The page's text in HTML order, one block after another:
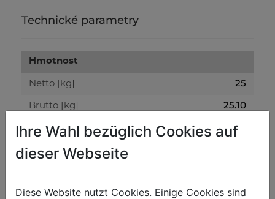
Technické parametry
Hmotnost
Netto [kg] 25
Brutto [kg] 25.10
Šířka balení [mm] 0
Ihre Wahl bezüglich Cookies auf
dieser Webseite
Diese Website nutzt Cookies. Einige Cookies sind